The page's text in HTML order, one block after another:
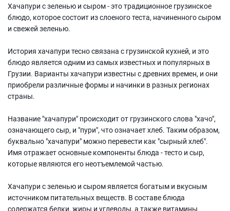
Хачапури с зеленью и сыром - это традиционное грузинское
блюдо, которое состоит из слоеного теста, начиненного сыром
и свежей зеленью.
История хачапури тесно связана с грузинской кухней, и это
блюдо является одним из самых известных и популярных в
Грузии. Варианты хачапури известны с древних времен, и они
приобрели различные формы и начинки в разных регионах
страны.
Название "хачапури" происходит от грузинского слова "хачо",
означающего сыр, и "пури", что означает хлеб. Таким образом,
буквально "хачапури" можно перевести как "сырный хлеб".
Имя отражает основные компоненты блюда - тесто и сыр,
которые являются его неотъемлемой частью.
Хачапури с зеленью и сыром является богатым и вкусным
источником питательных веществ. В составе блюда
содержатся белки, жиры и углеводы, а также витамины